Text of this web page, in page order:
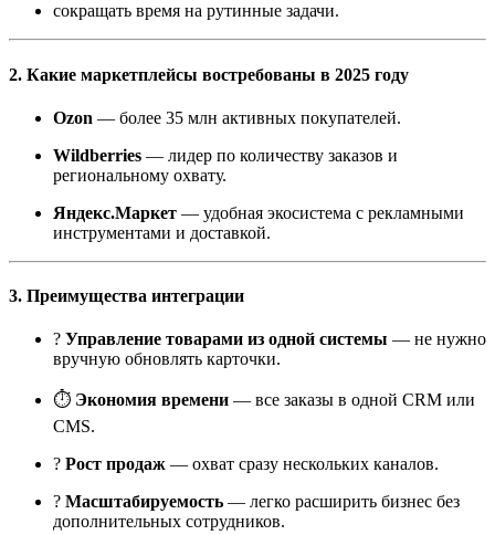
сокращать время на рутинные задачи.
2. Какие маркетплейсы востребованы в 2025 году
Ozon — более 35 млн активных покупателей.
Wildberries — лидер по количеству заказов и
региональному охвату.
Яндекс.Маркет — удобная экосистема с рекламными
инструментами и доставкой.
3. Преимущества интеграции
? Управление товарами из одной системы — не нужно
вручную обновлять карточки.
⏱ Экономия времени — все заказы в одной CRM или
CMS.
? Рост продаж — охват сразу нескольких каналов.
? Масштабируемость — легко расширить бизнес без
дополнительных сотрудников.